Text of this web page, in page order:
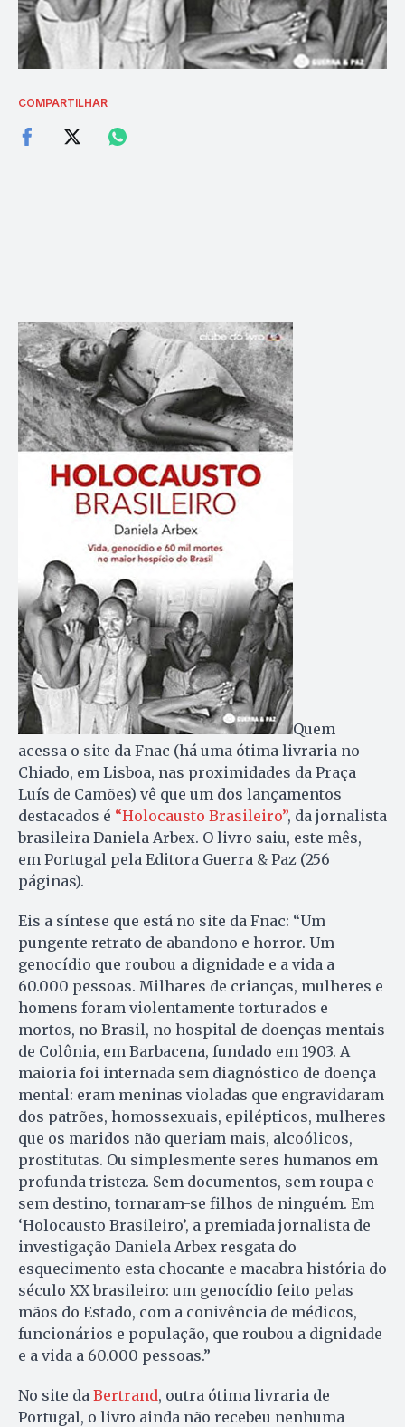
COMPARTILHAR
Quem
acessa o site da Fnac (há uma ótima livraria no
Chiado, em Lisboa, nas proximidades da Praça
Luís de Camões) vê que um dos lançamentos
destacados é “Holocausto Brasileiro”, da jornalista
brasileira Daniela Arbex. O livro saiu, este mês,
em Portugal pela Editora Guerra & Paz (256
páginas).
Eis a síntese que está no site da Fnac: “Um
pungente retrato de abandono e horror. Um
genocídio que roubou a dignidade e a vida a
60.000 pessoas. Milhares de crianças, mulheres e
homens foram violentamente torturados e
mortos, no Brasil, no hospital de doenças mentais
de Colônia, em Barbacena, fundado em 1903. A
maioria foi internada sem diagnóstico de doença
mental: eram meninas violadas que engravidaram
dos patrões, homossexuais, epilépticos, mulheres
que os maridos não queriam mais, alcoólicos,
prostitutas. Ou simplesmente seres humanos em
profunda tristeza. Sem documentos, sem roupa e
sem destino, tornaram-se filhos de ninguém. Em
‘Holocausto Brasileiro’, a premiada jornalista de
investigação Daniela Arbex resgata do
esquecimento esta chocante e macabra história do
século XX brasileiro: um genocídio feito pelas
mãos do Estado, com a conivência de médicos,
funcionários e população, que roubou a dignidade
e a vida a 60.000 pessoas.”
No site da Bertrand, outra ótima livraria de
Portugal, o livro ainda não recebeu nenhuma